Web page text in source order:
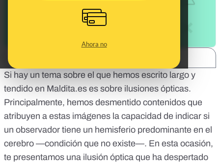
Ahora no
Si hay un tema sobre el que hemos escrito largo y
tendido en Maldita.es es sobre ilusiones ópticas.
Principalmente, hemos desmentido contenidos que
atribuyen a estas imágenes la capacidad de indicar si
un observador tiene un hemisferio predominante en el
cerebro —condición que no existe—. En esta ocasión,
te presentamos una ilusión óptica que ha despertado